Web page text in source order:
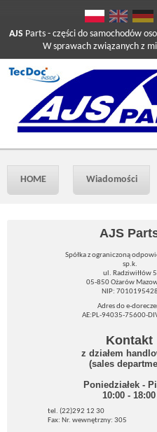
AJS Parts - części do samochodów
W sprawach związanych z
HOME Wiadomości
AJS
Spółka z ograniczoną
sp.k.
ul. Radziwiłłów 5
05-850 Ożarów
NIP: 7010195428
Adres do e-
AE:PL-94035-75600-
Kontakt
z działem
(sales
Poniedziałek -
10:00 - 18:00
tel. (22)292 12 30
Fax: Nr. wewnętrzny: 305